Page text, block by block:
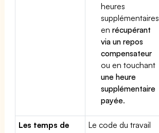
heures
supplémentaires
enrécupérant
via un repos
compensateur
ou en touchant
une heure
supplémentaire
payée.
Les temps de
Le code du travail